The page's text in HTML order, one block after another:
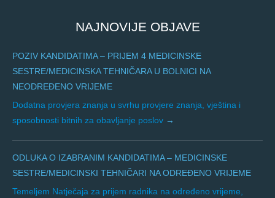
NAJNOVIJE OBJAVE
POZIV KANDIDATIMA – PRIJEM 4 MEDICINSKE
SESTRE/MEDICINSKA TEHNIČARA U BOLNICI NA
NEODREĐENO VRIJEME
Dodatna provjera znanja u svrhu provjere znanja, vještina i
sposobnosti bitnih za obavljanje poslov
ODLUKA O IZABRANIM KANDIDATIMA – MEDICINSKE
SESTRE/MEDICINSKI TEHNIČARI NA ODREĐENO VRIJEME
Temeljem Natječaja za prijem radnika na određeno vrijeme,